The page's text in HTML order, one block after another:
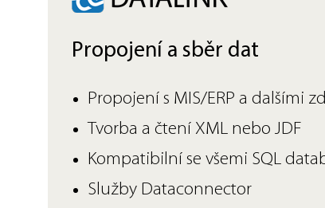
Propojení a sběr dat
Propojení s MIS/ERP a dalšími
Tvorba a čtení XML nebo JDF
Kompatibilní se všemi SQL
Služby Dataconnector